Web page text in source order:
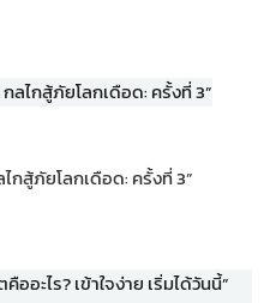
ไกสู้ภัยโลกเดือด: ครั้งที่ 3”